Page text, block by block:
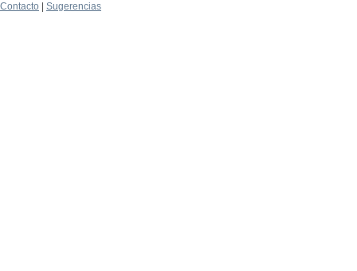
Contacto
Sugerencias